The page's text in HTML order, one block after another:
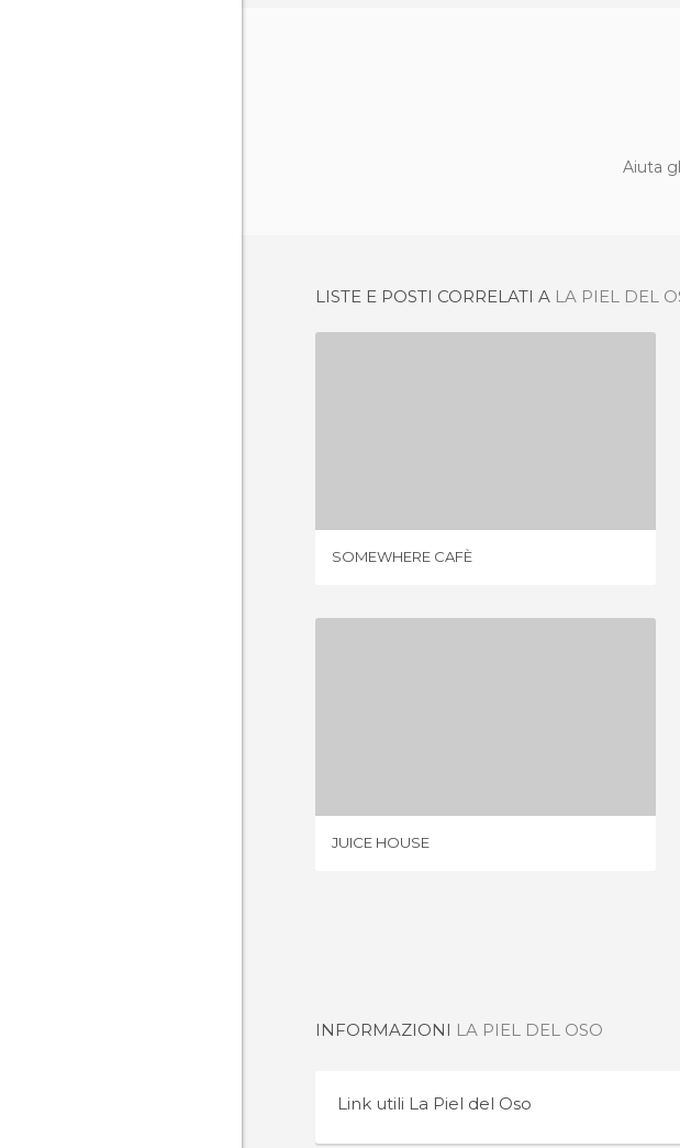
Aiuta
LISTE E POSTI CORRELATI A LA PIEL DEL
SOMEWHERE CAFÈ
JUICE HOUSE
INFORMAZIONI LA PIEL DEL OSO
Link utili La Piel del Oso